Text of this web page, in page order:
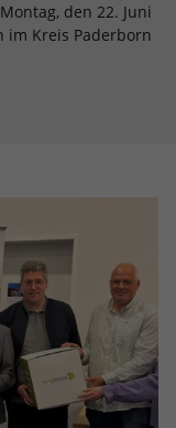
den 22. Juni
im Kreis Paderborn